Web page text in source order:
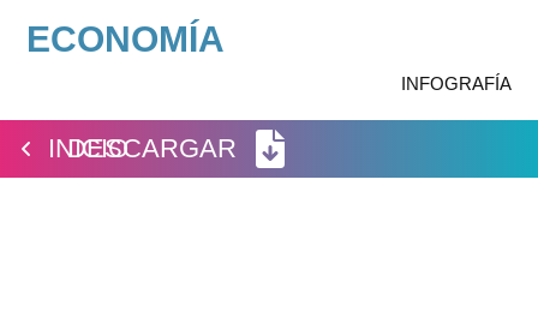
contenido
ECONOMÍA
INFOGRAFÍA
INICIO
DESCARGAR